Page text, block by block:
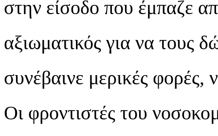
στην είσοδο που έμπαζε
αξιωματικός για να τους
συνέβαινε μερικές φορές,
Οι φροντιστές του